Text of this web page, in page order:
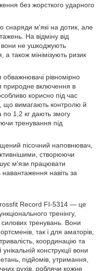
без жорсткого ударного
снаряди м'які на дотик, але
На відміну від
вони не ушкоджують
а також мінімізують ризик
обважнювачі рівномірно
природне включення в
корисно під час
що вимагають контролю й
по 1,2 кг дають змогу
тренування під
пісочний наповнювач,
створюючи
м'язи працювати
навіть за
Record FI-5314 — це
тренінгу,
силових тренувань. Вони
так і для аматорів,
координацію та
конструкції вони
підйомів, утримання,
рухів, роблячи кожне